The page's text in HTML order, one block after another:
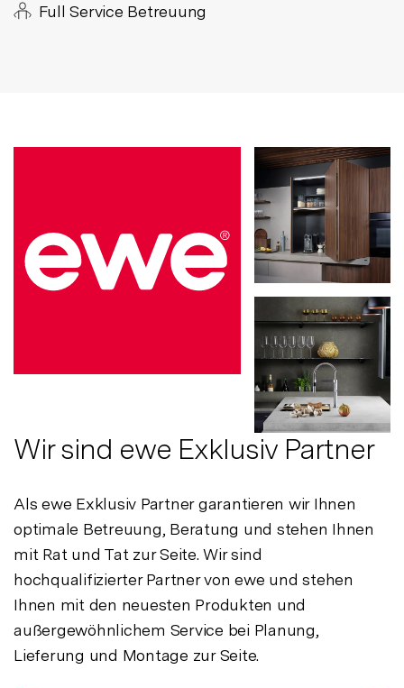
Full Service Betreuung
Wir sind ewe Exklusiv Partner
Als ewe Exklusiv Partner garantieren wir Ihnen
optimale Betreuung, Beratung und stehen Ihnen
mit Rat und Tat zur Seite. Wir sind
hochqualifizierter Partner von ewe und stehen
Ihnen mit den neuesten Produkten und
außergewöhnlichem Service bei Planung,
Lieferung und Montage zur Seite.